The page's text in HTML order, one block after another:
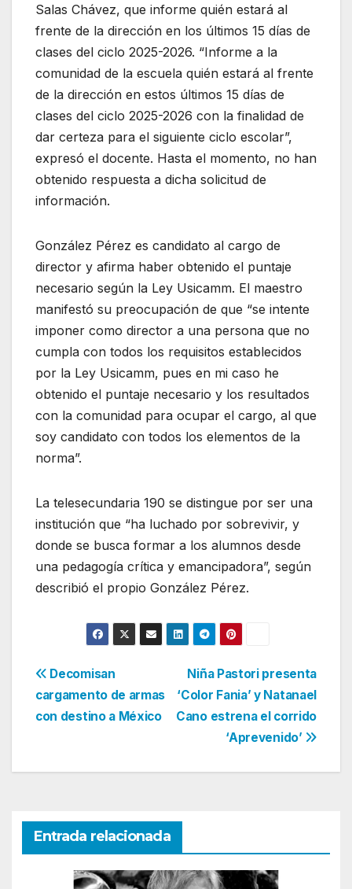
Salas Chávez, que informe quién estará al
frente de la dirección en los últimos 15 días de
clases del ciclo 2025-2026. “Informe a la
comunidad de la escuela quién estará al frente
de la dirección en estos últimos 15 días de
clases del ciclo 2025-2026 con la finalidad de
dar certeza para el siguiente ciclo escolar”,
expresó el docente. Hasta el momento, no han
obtenido respuesta a dicha solicitud de
información.
González Pérez es candidato al cargo de
director y afirma haber obtenido el puntaje
necesario según la Ley Usicamm. El maestro
manifestó su preocupación de que “se intente
imponer como director a una persona que no
cumpla con todos los requisitos establecidos
por la Ley Usicamm, pues en mi caso he
obtenido el puntaje necesario y los resultados
con la comunidad para ocupar el cargo, al que
soy candidato con todos los elementos de la
norma”.
La telesecundaria 190 se distingue por ser una
institución que “ha luchado por sobrevivir, y
donde se busca formar a los alumnos desde
una pedagogía crítica y emancipadora”, según
describió el propio González Pérez.
Navegación
de
Niña Pastori presenta
‘Color Fania’ y Natanael
Cano estrena el corrido
‘Aprevenido’
Decomisan
cargamento de armas
con destino a México
Entrada relacionada